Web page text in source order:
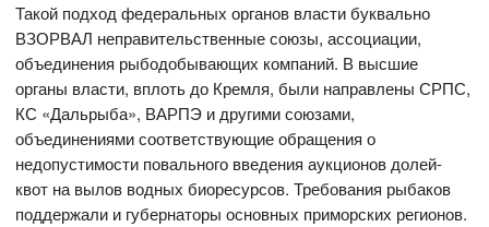
Такой подход федеральных органов власти буквально
ВЗОРВАЛ неправительственные союзы, ассоциации,
объединения рыбодобывающих компаний. В высшие
органы власти, вплоть до Кремля, были направлены СРПС,
КС «Дальрыба», ВАРПЭ и другими союзами,
объединениями соответствующие обращения о
недопустимости повального введения аукционов долей-
квот на вылов водных биоресурсов. Требования рыбаков
поддержали и губернаторы основных приморских регионов.